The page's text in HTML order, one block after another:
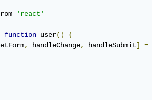
'react'
function user()
{
, handleChange, handleSubmit] =